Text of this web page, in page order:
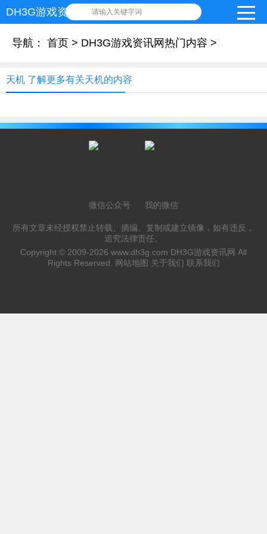
DH3G游戏资讯网 请输入关键字词
导航： 首页 > DH3G游戏资讯网热门内容 >
天机 了解更多有关天机的内容
微信公众号 我的微信
所有文章未经授权禁止转载、摘编、复制或建立镜像，如有违反，
追究法律责任。
Copyright © 2009-2026 www.dh3g.com DH3G游戏资讯网 All
Rights Reserved.
网站地图 关于我们 联系我们